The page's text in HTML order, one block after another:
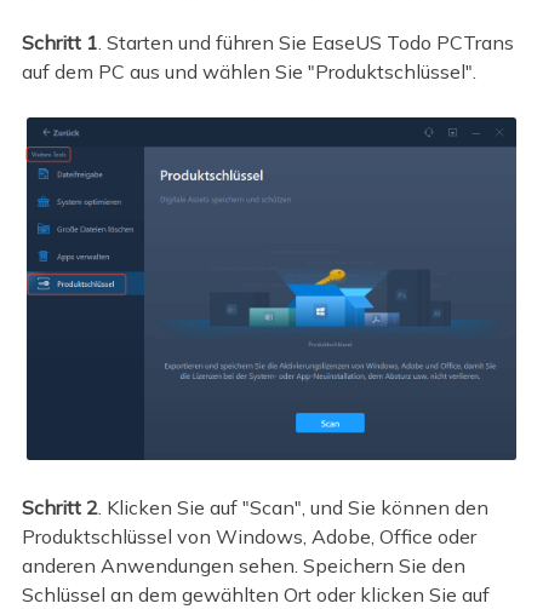
Schritt 1 . Starten und führen Sie EaseUS Todo PCTrans
auf dem PC aus und wählen Sie "Produktschlüssel".
Schritt 2. Klicken Sie auf "Scan", und Sie können den
Produktschlüssel von Windows, Adobe, Office oder
anderen Anwendungen sehen. Speichern Sie den
Schlüssel an dem gewählten Ort oder klicken Sie auf